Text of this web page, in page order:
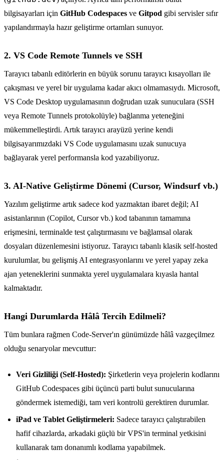
bilgisayarları için GitHub Codespaces ve Gitpod gibi servisler sıfır
yapılandırmayla hazır geliştirme ortamları sunuyor.
2. VS Code Remote Tunnels ve SSH
Tarayıcı tabanlı editörlerin en büyük sorunu tarayıcı kısayolları ile
çakışması ve yerel bir uygulama kadar akıcı olmamasıydı. Microsoft,
VS Code Desktop uygulamasının doğrudan uzak sunuculara (SSH
veya Remote Tunnels protokolüyle) bağlanma yeteneğini
mükemmelleştirdi. Artık tarayıcı arayüzü yerine kendi
bilgisayarımızdaki VS Code uygulamasını uzak sunucuya
bağlayarak yerel performansla kod yazabiliyoruz.
3. AI-Native Geliştirme Dönemi (Cursor, Windsurf vb.)
Yazılım geliştirme artık sadece kod yazmaktan ibaret değil; AI
asistanlarının (Copilot, Cursor vb.) kod tabanının tamamına
erişmesini, terminalde test çalıştırmasını ve bağlamsal olarak
dosyaları düzenlemesini istiyoruz. Tarayıcı tabanlı klasik self-hosted
kurulumlar, bu gelişmiş AI entegrasyonlarını ve yerel yapay zeka
ajan yeteneklerini sunmakta yerel uygulamalara kıyasla hantal
kalmaktadır.
Hangi Durumlarda Hâlâ Tercih Edilmeli?
Tüm bunlara rağmen Code-Server'ın günümüzde hâlâ vazgeçilmez
olduğu senaryolar mevcuttur:
Veri Gizliliği (Self-Hosted): Şirketlerin veya projelerin kodlarını
GitHub Codespaces gibi üçüncü parti bulut sunucularına
göndermek istemediği, tam veri kontrolü gerektiren durumlar.
iPad ve Tablet Geliştirmeleri: Sadece tarayıcı çalıştırabilen
hafif cihazlarda, arkadaki güçlü bir VPS'in terminal yetkisini
kullanarak tam donanımlı kodlama yapabilmek.